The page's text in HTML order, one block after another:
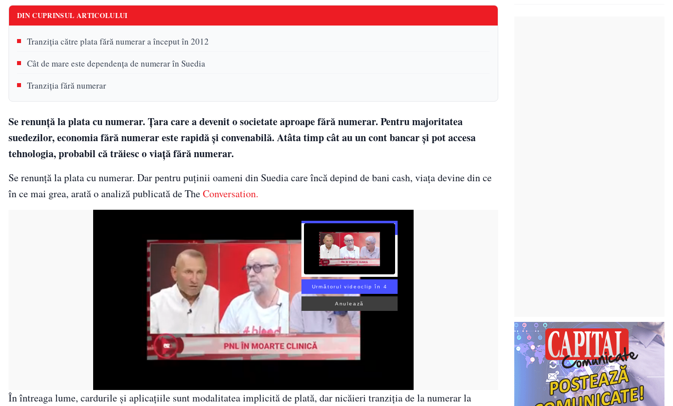
DIN CUPRINSUL ARTICOLULUI
Tranziția către plata fără numerar a început în 2012
Cât de mare este dependența de numerar în Suedia
Tranziția fără numerar
Se renunță la plata cu numerar. Țara care a devenit o societate aproape fără numerar. Pentru majoritatea
suedezilor, economia fără numerar este rapidă și convenabilă. Atâta timp cât au un cont bancar și pot accesa
tehnologia, probabil că trăiesc o viață fără numerar.
Se renunță la plata cu numerar. Dar pentru puținii oameni din Suedia care încă depind de bani cash, viața devine din ce
în ce mai grea, arată o analiză publicată de TheConversation.
Următorul videoclip în 3
Anulează
În întreaga lume, cardurile și aplicațiile sunt modalitatea implicită de plată, dar nicăieri tranziția de la numerar la